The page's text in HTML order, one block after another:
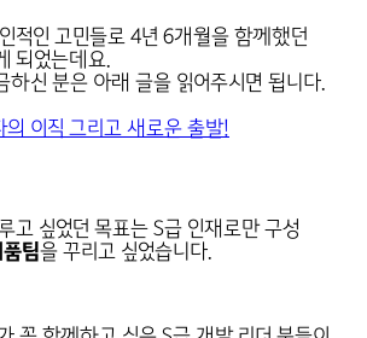
적인 고민들로 4년 6개월을 함께했던
되었는데요.
하신 분은 아래 글을 읽어주시면 됩니다.
의 이직 그리고 새로운 출발!
고 싶었던 목표는 S급 인재로만 구성
팀을 꾸리고 싶었습니다.